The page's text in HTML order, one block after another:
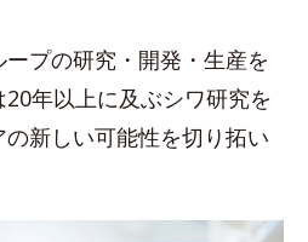
プの研究・開発・生産を
年以上に及ぶシワ研究を
新しい可能性を切り拓い